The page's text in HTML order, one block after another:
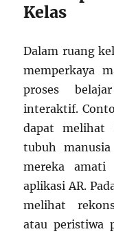
Kelas
Dalam ruang
memperkaya
proses
interaktif.
dapat melihat
tubuh
mereka amati
aplikasi AR.
melihat
atau peristiwa